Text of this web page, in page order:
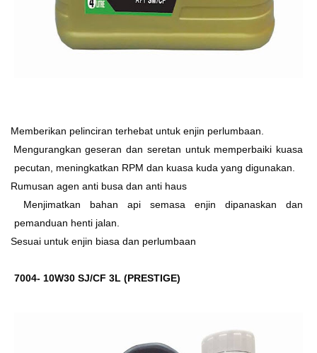
Memberikan pelinciran terhebat untuk enjin perlumbaan.
Mengurangkan geseran dan seretan untuk memperbaiki kuasa
pecutan, meningkatkan RPM dan kuasa kuda yang digunakan.
Rumusan agen anti busa dan anti haus
Menjimatkan bahan api semasa enjin dipanaskan dan
pemanduan henti jalan.
Sesuai untuk enjin biasa dan perlumbaan
7004- 10W30 SJ/CF 3L (PRESTIGE)